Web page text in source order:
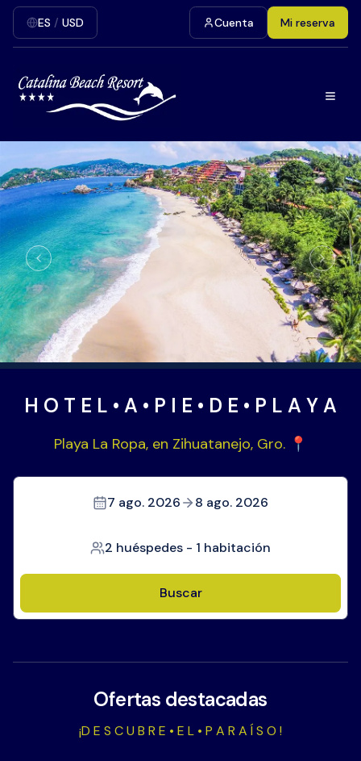
ES / USD Cuenta Mi reserva
H O T E L • A • P I E • D E • P L A Y A
Playa La Ropa, en Zihuatanejo, Gro. 📍
7 ago. 2026 8 ago. 2026
2 huéspedes - 1 habitación
Buscar
Ofertas destacadas
¡D E S C U B R E • E L • P A R A Í S O !